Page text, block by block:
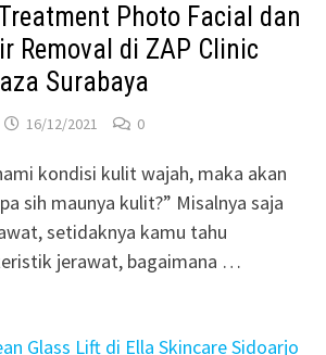
Photo Facial dan
Removal di ZAP Clinic
Surabaya
16/12/2021 0
kondisi kulit wajah, maka akan
sih maunya kulit?” Misalnya saja
setidaknya kamu tahu
jerawat, bagaimana …